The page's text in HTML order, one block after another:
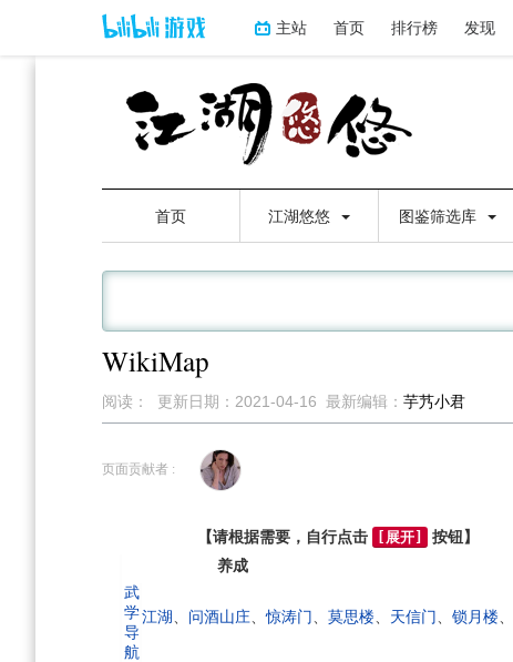
主站 首页 排行榜 发现
首页 江湖悠悠 图鉴筛选库
WikiMap
阅读： 更新日期： 2021-04-16 最新编辑： 芋艿小君
到
到
页面贡献者 :
【请根据需要，自行点击 [展开] 按钮】
养成
武
学
导
航
江湖 问酒山庄 、惊涛门 莫思楼 天信门 锁月楼